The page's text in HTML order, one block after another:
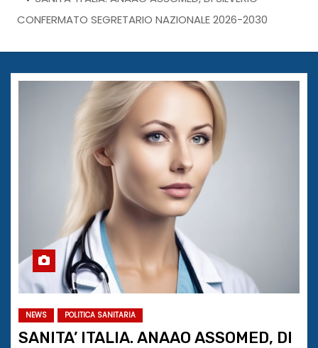
CONFERMATO SEGRETARIO NAZIONALE 2026-2030
NEWS POLITICA SANITARIA
SANITA’ ITALIA. ANAAO ASSOMED, DI